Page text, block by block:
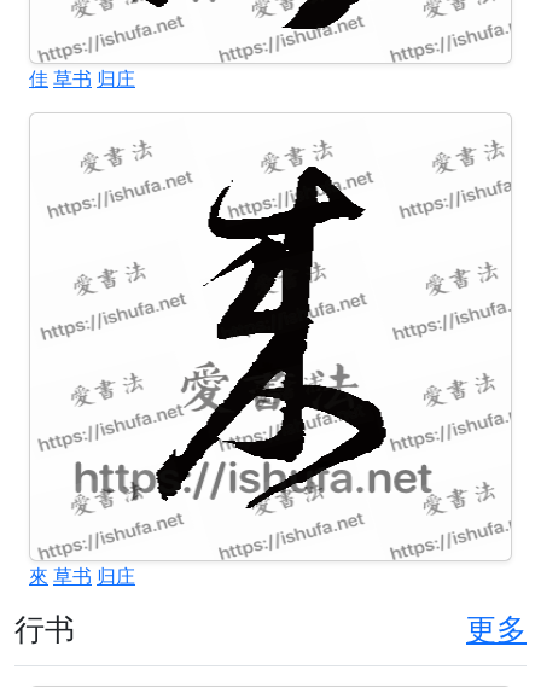
佳草书 归庄
來 草书 归庄
行书 更多